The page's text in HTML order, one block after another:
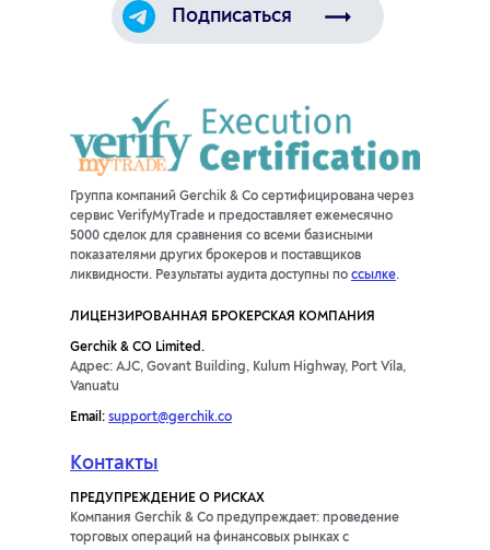
Подписаться
Группа компаний Gerchik & Co сертифицирована через
сервис VerifyMyTrade и предоставляет ежемесячно
5000 сделок для сравнения со всеми базисными
показателями других брокеров и поставщиков
ликвидности. Результаты аудита доступны по ссылке.
ЛИЦЕНЗИРОВАННАЯ БРОКЕРСКАЯ КОМПАНИЯ
Gerchik & CO Limited.
Адрес: AJC, Govant Building, Kulum Highway, Port Vila,
Vanuatu
Email: support@gerchik.co
Контакты
ПРЕДУПРЕЖДЕНИЕ О РИСКАХ
Компания Gerchik & Co предупреждает: проведение
торговых операций на финансовых рынках с